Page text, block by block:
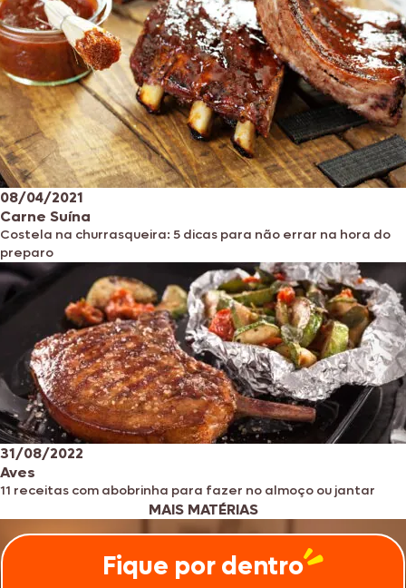
08/04/2021
Carne Suína
Costela na churrasqueira: 5 dicas para não errar na hora do
preparo
31/08/2022
Aves
11 receitas com abobrinha para fazer no almoço ou jantar
MAIS MATÉRIAS
Fique por dentro